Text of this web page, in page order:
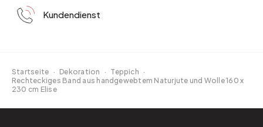
Kundendienst
Startseite · Dekoration · Teppich ·
Rechteckiges Band aus handgewebtem Naturjute und Wolle 160 x
230 cm Elise